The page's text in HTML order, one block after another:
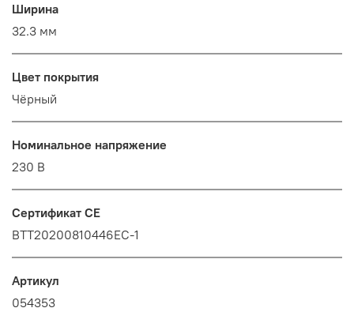
Ширина
32.3 мм
Цвет покрытия
Чёрный
Номинальное напряжение
230 В
Сертификат CE
BTT20200810446EC-1
Артикул
054353